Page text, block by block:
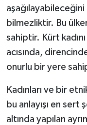
bilmezliktir. Bu
sahiptir. Kürt
acısında,
onurlu bir yere
Kadınları ve bir
bu anlayışı en sert
altında yapılan